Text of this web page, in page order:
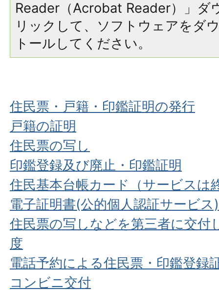
Reader（Acrobat Reader）」ダ
リックして、ソフトウェアをダ
トールしてください。
住民票・戸籍・印鑑証明の発行
戸籍の証明
住民票の写し
印鑑登録及び廃止・印鑑証明
住民基本台帳カード（サービスは
電子証明書(公的個人認証サービス)
住民票の写しなどを第三者に交付
度
電話予約による住民票・印鑑登録
コンビニ交付